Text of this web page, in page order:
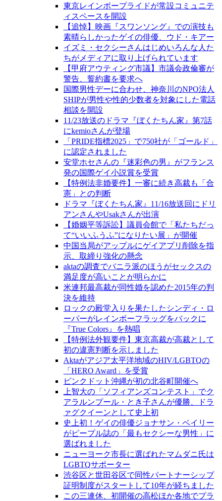
東京レインボープライドが常設コミュニテ
ィスペースを開設
【追悼】映画『スワンソング』での演技も
素晴らしかったゲイの俳優、ウド・キアー
イズミ・セクシーさんはじめいろんな人た
ちがメディアに取り上げられています
【甲府アウティング市議】市議会政倫審が
警告、誓約書を要求へ
国際男性デーに合わせ、神奈川のNPO法人
SHIPが男性や性的少数者を対象にした電話
相談を開設
11/23放送のドラマ『ぼくたちん家』第7話
にkemioさんが登場
「PRIDE指標2025」で750社が「ゴールド」
に認定されました
安堂ホセさんの『迷彩色の男』がフランス
発の国際ゲイ小説賞を受賞
【特例法非婚要件】一審に続き高裁も「合
憲」との判断
ドラマ『ぼくたちん家』11/16放送回にドリ
アンさんやUsakさんが出演
【婚姻平等訴訟】議員会館で「私たちだっ
て“いいふうふ”になりたい展」が開催
中国当局がアップルにゲイアプリ削除を指
示、取締り強化の懸念
aktaの調査でバニラ派のほうがセックスの
満足度が高いことが明らかに
米連邦最高裁が同性婚を認めた2015年の判
決を維持
ロックの殿堂入りを果たしたシンディ・ロ
ーパーがレインボーフラッグをバックに
『True Colors』を熱唱
【特例法外観要件】東京高裁が高裁として
初の違憲判断を示しました
Aktaがアジア太平洋地域のHIV/LGBTQの
「HERO Award」を受賞
ピンクドット沖縄が初の北谷町開催へ
上智大の「ソフィアンズコンテスト」でク
アラルンプール・とき子さんが優勝、ドラ
ァグクイーンとして史上初
史上初！ゲイの俳優ジョナサン・ベイリー
がピープル誌の「最もセクシーな男性」に
選ばれました
ニューヨーク市長に選ばれたマムダニ氏は
LGBTQサポーター
渋谷区と世田谷区で同性パートナーシップ
証明制度がスタートして10年が経ちました
この三連休、初開催の高松ほか各地でプラ